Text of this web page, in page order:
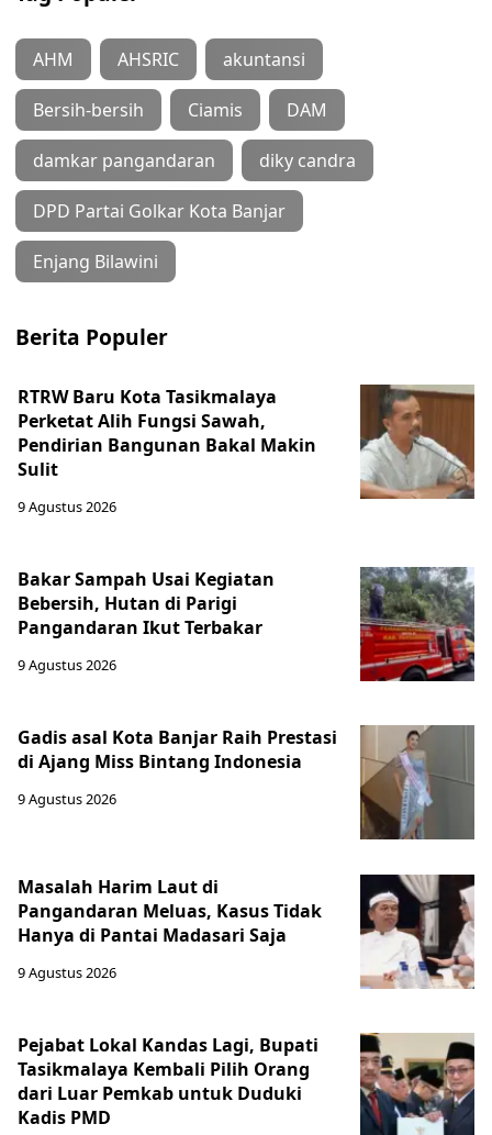
AHM AHSRIC akuntansi
Bersih-bersih Ciamis DAM
damkar pangandaran diky candra
DPD Partai Golkar Kota Banjar
Enjang Bilawini
Berita Populer
RTRW Baru Kota Tasikmalaya
Perketat Alih Fungsi Sawah,
Pendirian Bangunan Bakal Makin
Sulit
9 Agustus 2026
Bakar Sampah Usai Kegiatan
Bebersih, Hutan di Parigi
Pangandaran Ikut Terbakar
9 Agustus 2026
Gadis asal Kota Banjar Raih Prestasi
di Ajang Miss Bintang Indonesia
9 Agustus 2026
Masalah Harim Laut di
Pangandaran Meluas, Kasus Tidak
Hanya di Pantai Madasari Saja
9 Agustus 2026
Pejabat Lokal Kandas Lagi, Bupati
Tasikmalaya Kembali Pilih Orang
dari Luar Pemkab untuk Duduki
Kadis PMD